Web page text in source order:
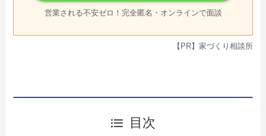
営業される不安ゼロ！完全匿名・オンラインで面談
【PR】家づくり相談所
目次